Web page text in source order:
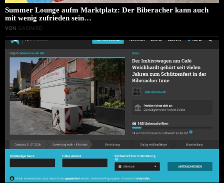
Summer Lounge aufm Marktplatz: Der Biberacher kann auch
mit wenig zufrieden sein…
VON GASPARD